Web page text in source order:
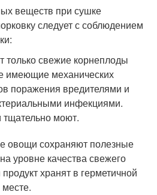
веществ при сушке
следует с соблюдением
только свежие корнеплоды
имеющие механических
поражения вредителями и
инфекциями.
моют.
овощи сохраняют полезные
уровне качества свежего
хранят в герметичной